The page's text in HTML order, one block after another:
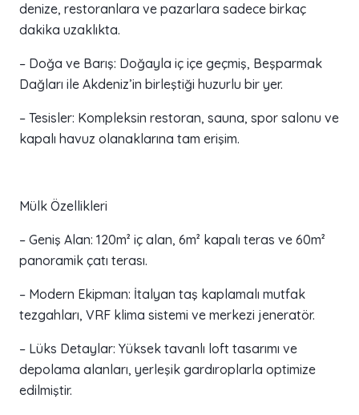
denize, restoranlara ve pazarlara sadece birkaç
dakika uzaklıkta.
– Doğa ve Barış: Doğayla iç içe geçmiş, Beşparmak
Dağları ile Akdeniz’in birleştiği huzurlu bir yer.
– Tesisler: Kompleksin restoran, sauna, spor salonu ve
kapalı havuz olanaklarına tam erişim.
Mülk Özellikleri
– Geniş Alan: 120m² iç alan, 6m² kapalı teras ve 60m²
panoramik çatı terası.
– Modern Ekipman: İtalyan taş kaplamalı mutfak
tezgahları, VRF klima sistemi ve merkezi jeneratör.
– Lüks Detaylar: Yüksek tavanlı loft tasarımı ve
depolama alanları, yerleşik gardıroplarla optimize
edilmiştir.